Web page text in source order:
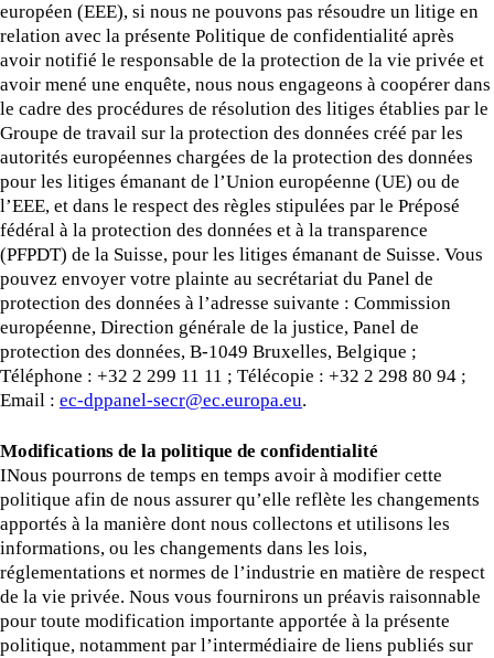
européen (EEE), si nous ne pouvons pas résoudre un litige en
relation avec la présente Politique de confidentialité après
avoir notifié le responsable de la protection de la vie privée et
avoir mené une enquête, nous nous engageons à coopérer dans
le cadre des procédures de résolution des litiges établies par le
Groupe de travail sur la protection des données créé par les
autorités européennes chargées de la protection des données
pour les litiges émanant de l’Union européenne (UE) ou de
l’EEE, et dans le respect des règles stipulées par le Préposé
fédéral à la protection des données et à la transparence
(PFPDT) de la Suisse, pour les litiges émanant de Suisse. Vous
pouvez envoyer votre plainte au secrétariat du Panel de
protection des données à l’adresse suivante : Commission
européenne, Direction générale de la justice, Panel de
protection des données, B-1049 Bruxelles, Belgique ;
Téléphone : +32 2 299 11 11 ; Télécopie : +32 2 298 80 94 ;
Email : ec-dppanel-secr@ec.europa.eu.
Modifications de la politique de confidentialité
INous pourrons de temps en temps avoir à modifier cette
politique afin de nous assurer qu’elle reflète les changements
apportés à la manière dont nous collectons et utilisons les
informations, ou les changements dans les lois,
réglementations et normes de l’industrie en matière de respect
de la vie privée. Nous vous fournirons un préavis raisonnable
pour toute modification importante apportée à la présente
politique, notamment par l’intermédiaire de liens publiés sur